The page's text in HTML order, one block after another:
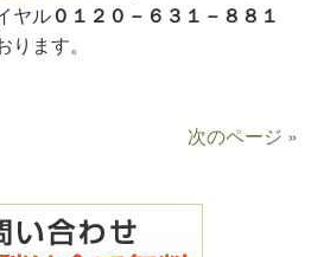
ヤル０１２０－６３１－８８１
ます。
次のページ »